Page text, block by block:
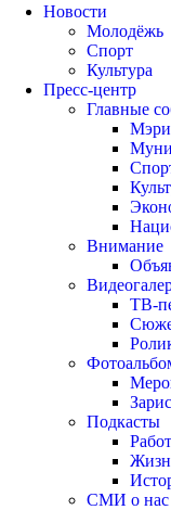
Новости
Молодёжь
Спорт
Культура
Пресс-центр
Главные
Внимание
ТВ-
Подкасты
СМИ о нас